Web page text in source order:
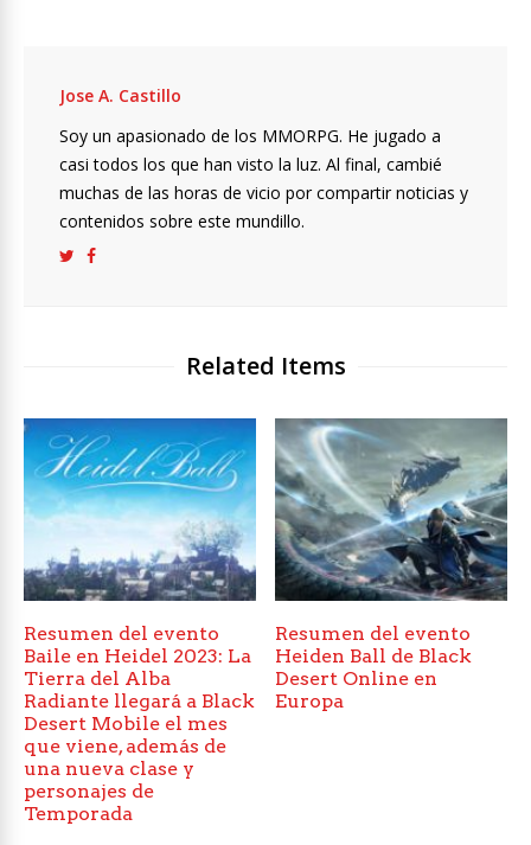
Jose A. Castillo
Soy un apasionado de los MMORPG. He jugado a
casi todos los que han visto la luz. Al final, cambié
muchas de las horas de vicio por compartir noticias y
contenidos sobre este mundillo.
Related Items
Resumen del evento
Baile en Heidel 2023: La
Tierra del Alba
Radiante llegará a Black
Desert Mobile el mes
que viene, además de
una nueva clase y
personajes de
Temporada
Resumen del evento
Heiden Ball de Black
Desert Online en
Europa